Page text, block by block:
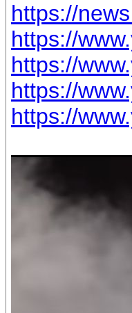
https://
https://
https://
https://
https://